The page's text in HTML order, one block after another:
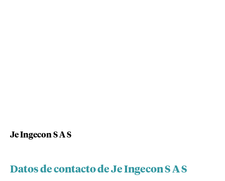
Je Ingecon S A S
Datos de contacto de Je Ingecon S A S